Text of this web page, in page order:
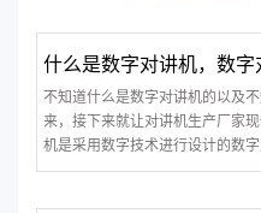
什么是数字对讲机，数字
不知道什么是数字对讲机的以及
来，接下来就让对讲机生产厂家
机是采用数字技术进行设计的数
数字化，要以数字编码形式传播